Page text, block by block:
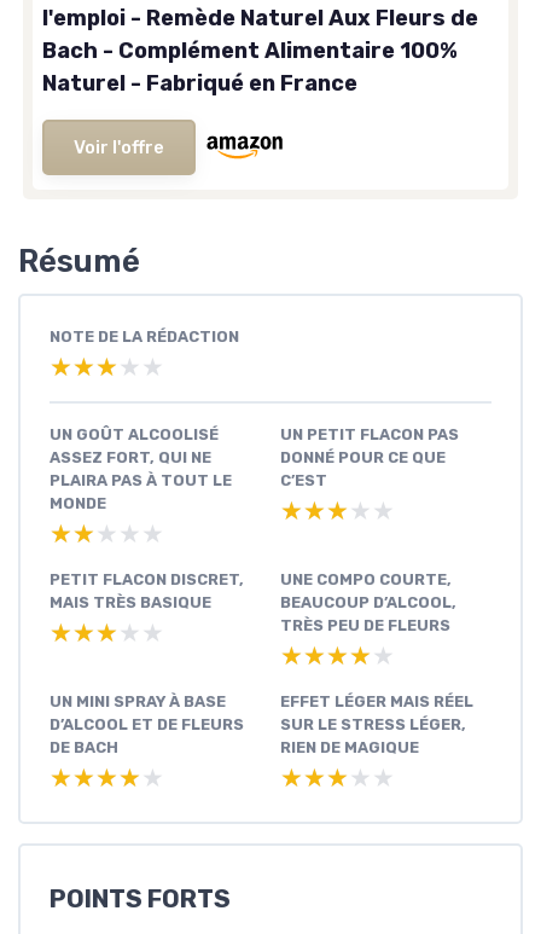
l'emploi - Remède Naturel Aux Fleurs de
Bach - Complément Alimentaire 100%
Naturel - Fabriqué en France
Voir l'offre
Résumé
NOTE DE LA RÉDACTION
★★★★★
★★★★★
UN GOÛT ALCOOLISÉ
ASSEZ FORT, QUI NE
PLAIRA PAS À TOUT LE
MONDE
★★★★★
★★★★★
UN PETIT FLACON PAS
DONNÉ POUR CE QUE
C’EST
★★★★★
★★★★★
PETIT FLACON DISCRET,
MAIS TRÈS BASIQUE
★★★★★
★★★★★
UNE COMPO COURTE,
BEAUCOUP D’ALCOOL,
TRÈS PEU DE FLEURS
★★★★★
★★★★★
UN MINI SPRAY À BASE
D’ALCOOL ET DE FLEURS
DE BACH
★★★★★
★★★★★
EFFET LÉGER MAIS RÉEL
SUR LE STRESS LÉGER,
RIEN DE MAGIQUE
★★★★★
★★★★★
POINTS FORTS